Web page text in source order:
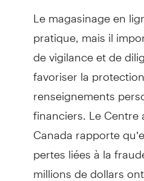
Le magasinage en
pratique, mais il
de vigilance et de
favoriser la
renseignements
financiers. Le
Canada rapporte
pertes liées à la
millions de dollars